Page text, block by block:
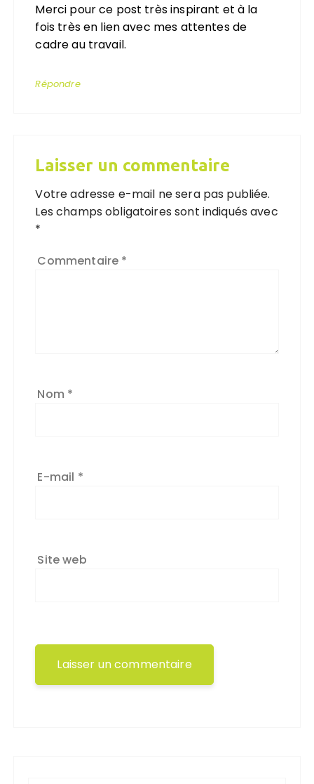
Merci pour ce post très inspirant et à la
fois très en lien avec mes attentes de
cadre au travail.
Répondre
Laisser un commentaire
Votre adresse e-mail ne sera pas publiée.
Les champs obligatoires sont indiqués avec
*
Commentaire *
Nom *
E-mail *
Site web